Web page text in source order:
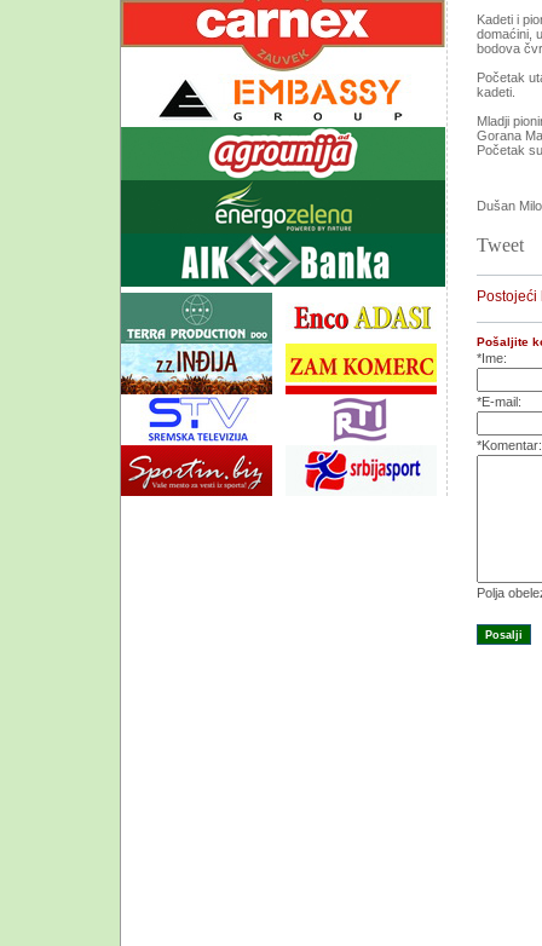
Kadeti i
domaćini,
bodova
Početak
kadeti.
Mladji
Gorana
Početak
Dušan
Tweet
Postojeći
Pošaljite
*Ime:
*E-mail:
*Komentar:
Polja